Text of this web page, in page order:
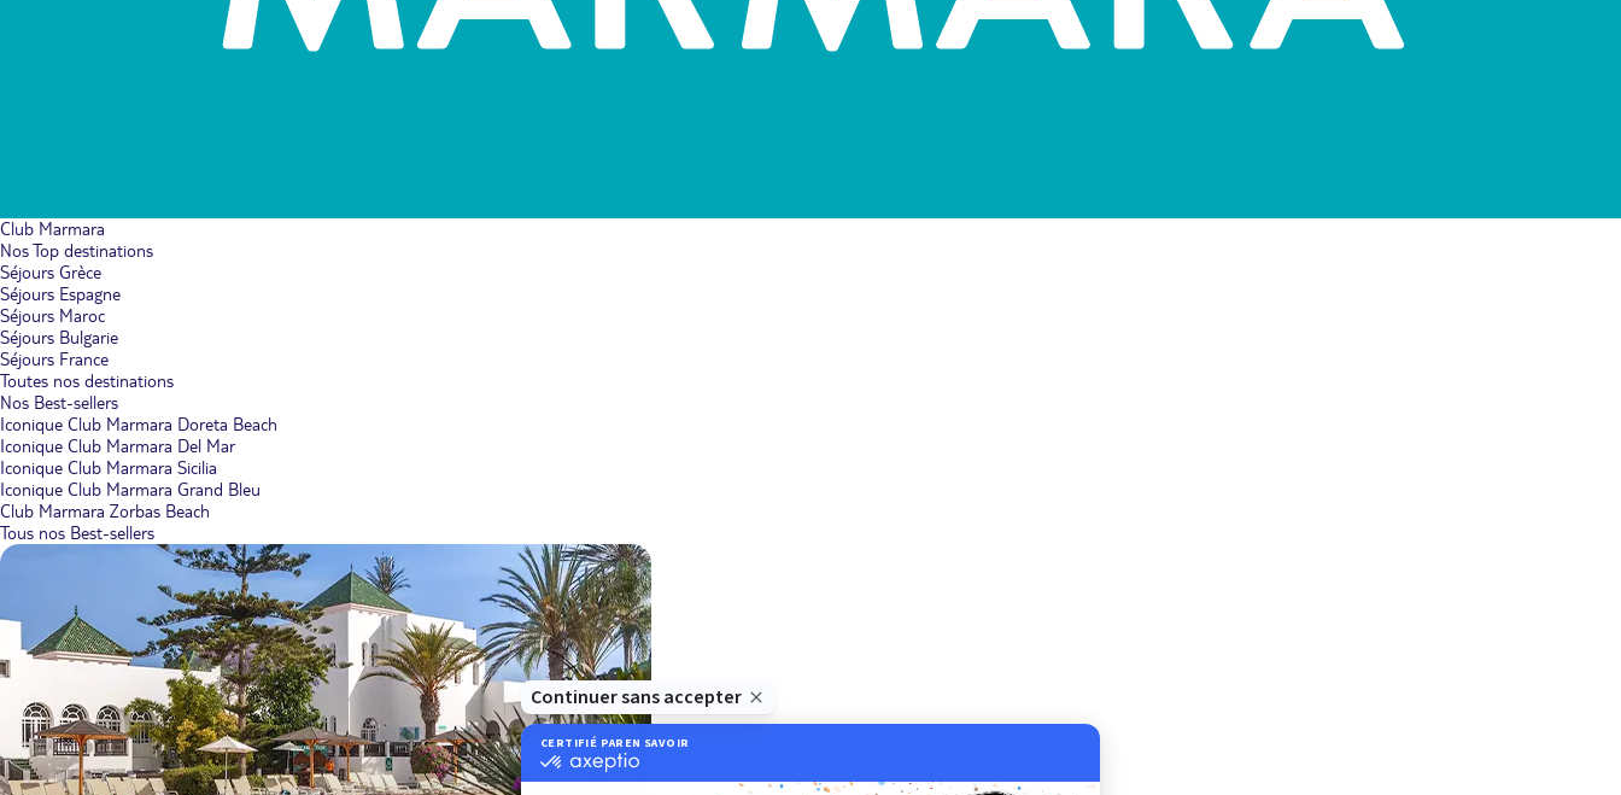
Club Marmara
Nos Top destinations
Séjours Grèce
Séjours Espagne
Séjours Maroc
Séjours Bulgarie
Séjours France
Toutes nos destinations
Nos Best-sellers
Iconique Club Marmara Doreta Beach
Iconique Club Marmara Del Mar
Iconique Club Marmara Sicilia
Iconique Club Marmara Grand Bleu
Club Marmara Zorbas Beach
Tous nos Best-sellers